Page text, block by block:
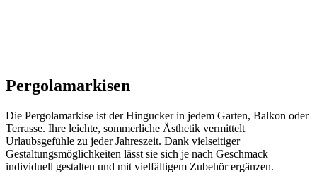
Pergolamarkisen
Die Pergolamarkise ist der Hingucker in jedem Garten, Balkon oder
Terrasse. Ihre leichte, sommerliche Ästhetik vermittelt
Urlaubsgefühle zu jeder Jahreszeit. Dank vielseitiger
Gestaltungsmöglichkeiten lässt sie sich je nach Geschmack
individuell gestalten und mit vielfältigem Zubehör ergänzen.